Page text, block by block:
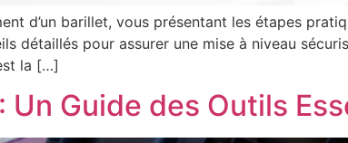
d’un barillet, vous présentant les étapes
détaillés pour assurer une mise à niveau
la […]
Un Guide des Outils